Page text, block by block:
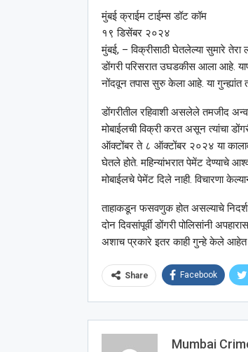
मुंबई क्राईम टाईम्स डॉट कॉम
१९ डिसेंबर २०२४
मुंबई, – विक्रीसाठी घेतलेल्या सुमारे तेरा
डोंगरी परिसरात उघडकीस आला आहे.
नोंदवून तपास सुरु केला आहे. या गुन्ह्यांत
डोंगरीतील रहिवाशी असलेले तमजीद
मोबाईलची विक्री करत असून त्यांचा
ऑक्टोंबर ते ८ ऑक्टोंबर २०२४ या
घेतले होते. महिन्यांभरात पेमेंट देण्याचे
मोबाईलचे पेमेंट दिले नाही. विचारणा
ताहाकडून फसवणुक होत असल्याचे
दोन दिवसांपूर्वी डोंगरी पोलिसांनी
अशाच प्रकारे इतर काही गुन्हे केले
Share Facebook
Mumbai